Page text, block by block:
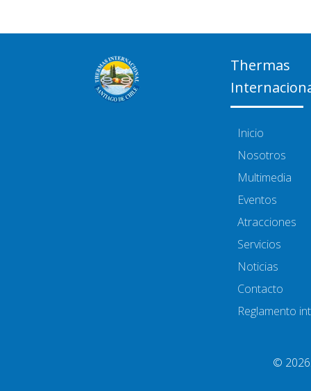
Thermas
Inicio
Nosotros
Multimedia
Eventos
Atracciones
Servicios
Noticias
Contacto
Reglamento
©